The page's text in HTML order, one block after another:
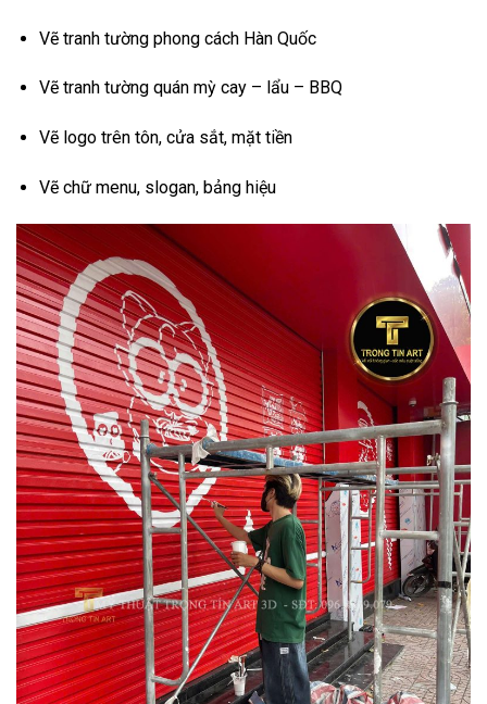
Vẽ tranh tường phong cách Hàn Quốc
Vẽ tranh tường quán mỳ cay – lẩu – BBQ
Vẽ logo trên tôn, cửa sắt, mặt tiền
Vẽ chữ menu, slogan, bảng hiệu